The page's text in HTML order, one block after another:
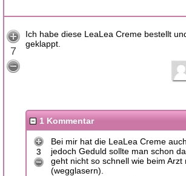
7
Ich habe diese LeaLea Creme bestellt
geklappt.
1 Kommentar
3
Bei mir hat die LeaLea Creme
jedoch Geduld sollte man schon
geht nicht so schnell wie beim Arzt
(wegglasern).